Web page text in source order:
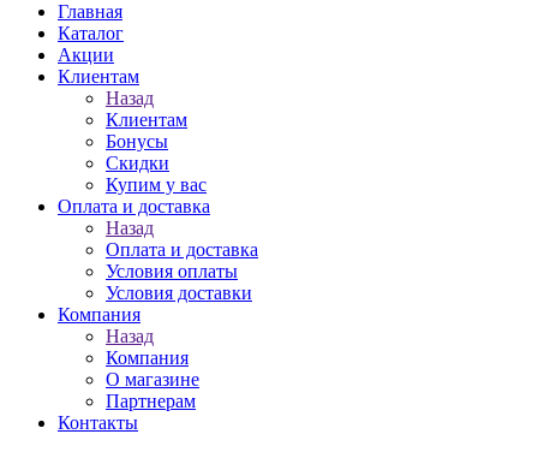
Главная
Каталог
Акции
Клиентам
Назад
Клиентам
Бонусы
Скидки
Купим у вас
Оплата и доставка
Назад
Оплата и доставка
Условия оплаты
Условия доставки
Компания
Назад
Компания
О магазине
Партнерам
Контакты